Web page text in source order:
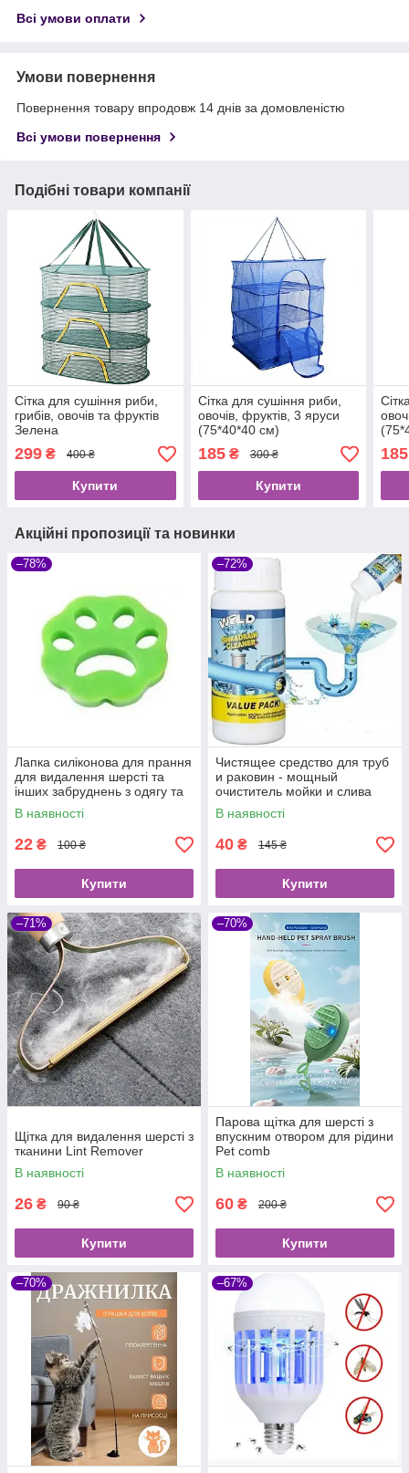
Всі умови оплати
Умови повернення
Повернення товару впродовж 14 днів за домовленістю
Всі умови повернення
Подібні товари компанії
Сітка для сушіння риби,
грибів, овочів та фруктів
Зелена
299 ₴ 400 ₴
Купити
Сітка для сушіння риби,
овочів, фруктів, 3 яруси
(75*40*40 см)
185₴ 300 ₴
Купити
185
Акційні пропозиції та новинки
–78%
Лапка силіконова для прання
для видалення шерсті та
інших забруднень з одягу та
меблів
В наявності
22 ₴ 100 ₴
Купити
–72%
Чистящее средство для труб
и раковин - мощный
очиститель мойки и слива
Wild Tornado Sink Drain
Cleaner
В наявності
40 ₴ 145 ₴
Купити
–71%
Щітка для видалення шерсті з
тканини Lint Remover
В наявності
26 ₴ 90 ₴
Купити
–70%
Парова щітка для шерсті з
впускним отвором для рідини
Pet comb
В наявності
60 ₴ 200 ₴
Купити
–70% –67%